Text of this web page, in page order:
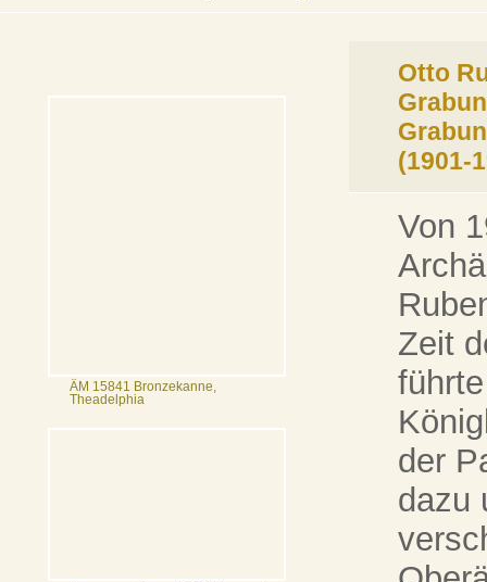
ÄM 15841 Bronzekanne,
Theadelphia
Otto
(1901-
Von
Zeit
der
dazu